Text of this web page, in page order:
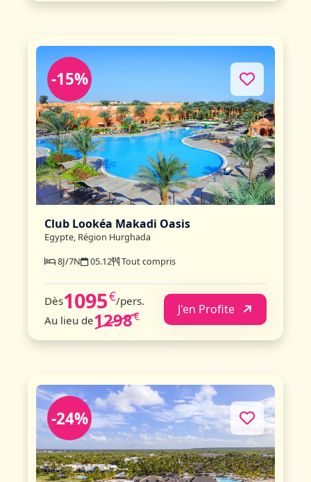
-15%
Club Lookéa Makadi Oasis
Egypte, Région Hurghada
8J/7N
05.12 Tout compris
Dès1095€/pers.
Au lieu de1298€ J'en Profite
-24%